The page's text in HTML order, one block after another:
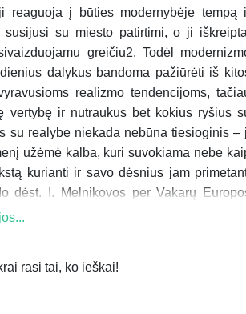
reaguoja į būties modernybėje tempą
susijusi su miesto patirtimi, o ji
greičiu2. Todėl
dalykus bandoma pažiūrėti iš
realizmo tendencijoms,
vertybę ir nutraukus bet kokius ryšius
su realybe niekada nebūna tiesioginis –
užėmė kalba, kuri suvokiama nebe
kurianti ir savo dėsnius jam
dėst. I. Melnikovos per Vakarų
rasi tai, ko ieškai!